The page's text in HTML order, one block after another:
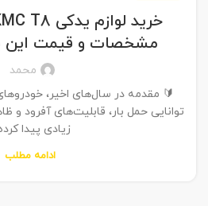
مشخصات و قیمت این
محمد
🔰 مقدمه در سال‌های اخیر،
توانایی حمل بار، قابلیت‌های آفرود و
زیادی پیدا
ادامه مطلب